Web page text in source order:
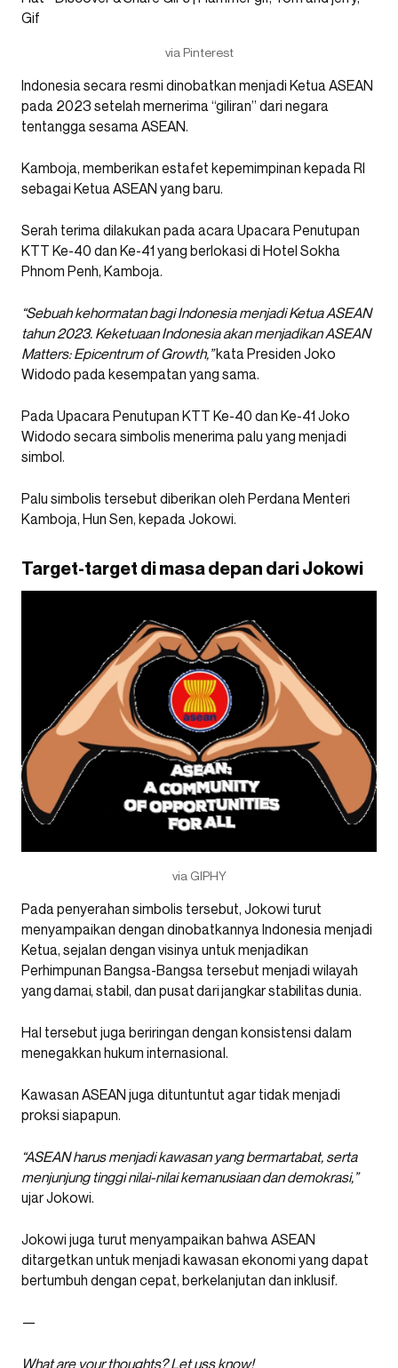
via Pinterest
Indonesia secara resmi dinobatkan menjadi Ketua ASEAN
pada 2023 setelah mernerima “giliran” dari negara
tentangga sesama ASEAN.
Kamboja, memberikan estafet kepemimpinan kepada RI
sebagai Ketua ASEAN yang baru.
Serah terima dilakukan pada acara Upacara Penutupan
KTT Ke-40 dan Ke-41 yang berlokasi di Hotel Sokha
Phnom Penh, Kamboja.
“Sebuah kehormatan bagi Indonesia menjadi Ketua ASEAN
tahun 2023. Keketuaan Indonesia akan menjadikan ASEAN
Matters: Epicentrum of Growth,”kata Presiden Joko
Widodo pada kesempatan yang sama.
Pada Upacara Penutupan KTT Ke-40 dan Ke-41 Joko
Widodo secara simbolis menerima palu yang menjadi
simbol.
Palu simbolis tersebut diberikan oleh Perdana Menteri
Kamboja, Hun Sen, kepada Jokowi.
Target-target di masa depan dari Jokowi
via GIPHY
Pada penyerahan simbolis tersebut, Jokowi turut
menyampaikan dengan dinobatkannya Indonesia menjadi
Ketua, sejalan dengan visinya untuk menjadikan
Perhimpunan Bangsa-Bangsa tersebut menjadi wilayah
yang damai, stabil, dan pusat dari jangkar stabilitas dunia.
Hal tersebut juga beriringan dengan konsistensi dalam
menegakkan hukum internasional.
Kawasan ASEAN juga dituntuntut agar tidak menjadi
proksi siapapun.
“ASEAN harus menjadi kawasan yang bermartabat, serta
menjunjung tinggi nilai-nilai kemanusiaan dan demokrasi,”
ujar Jokowi.
Jokowi juga turut menyampaikan bahwa ASEAN
ditargetkan untuk menjadi kawasan ekonomi yang dapat
bertumbuh dengan cepat, berkelanjutan dan inklusif.
—
What are your thoughts? Letussknow!